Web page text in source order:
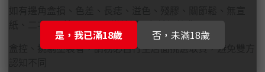
紙、二次膠...等問題屬正常情況，無法退換貨
盒控、挑剔塗裝者，請務必自行至店面挑選取貨，避免雙方
是，我已滿18歲 否，未滿18歲